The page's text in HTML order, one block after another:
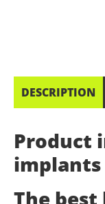
DESCRIPTION
Product
implants
The